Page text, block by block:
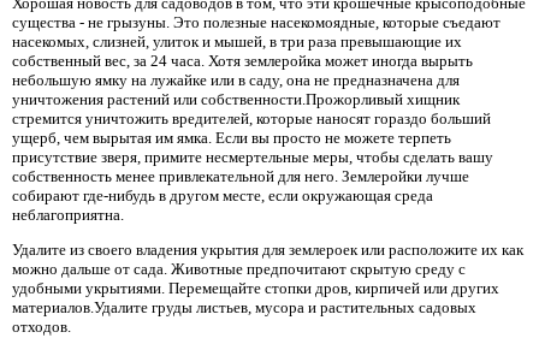
существа - не грызуны. Это полезные насекомоядные, которые съедают
насекомых, слизней, улиток и мышей, в три раза превышающие их
собственный вес, за 24 часа. Хотя землеройка может иногда вырыть
небольшую ямку на лужайке или в саду, она не предназначена для
уничтожения растений или собственности.Прожорливый хищник
стремится уничтожить вредителей, которые наносят гораздо больший
ущерб, чем вырытая им ямка. Если вы просто не можете терпеть
присутствие зверя, примите несмертельные меры, чтобы сделать вашу
собственность менее привлекательной для него. Землеройки лучше
собирают где-нибудь в другом месте, если окружающая среда
неблагоприятна.
Удалите из своего владения укрытия для землероек или расположите их как
можно дальше от сада. Животные предпочитают скрытую среду с
удобными укрытиями. Перемещайте стопки дров, кирпичей или других
материалов.Удалите груды листьев, мусора и растительных садовых
отходов.